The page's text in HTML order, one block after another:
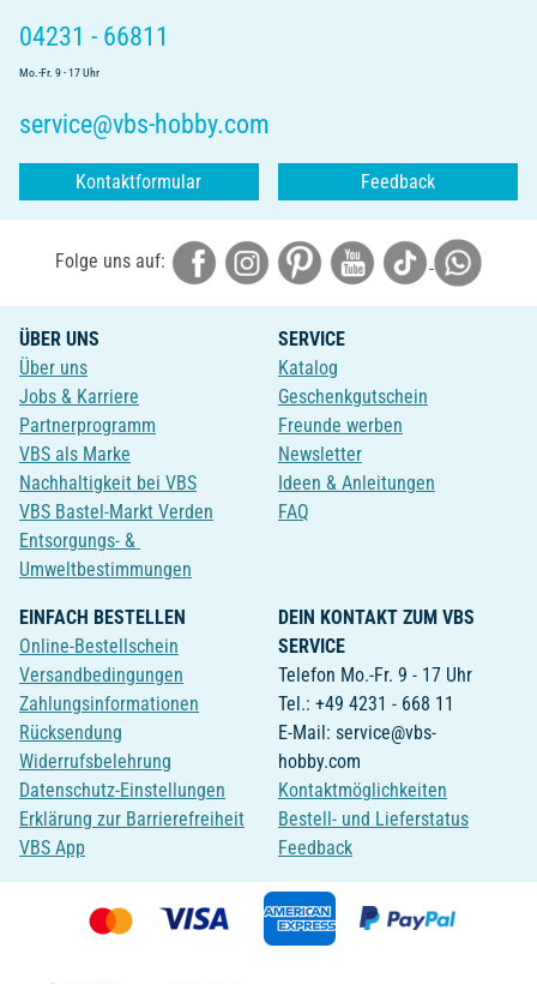
04231 - 66811
Mo.-Fr. 9 - 17 Uhr
service@vbs-hobby.com
Kontaktformular Feedback
Folge uns auf:
ÜBER UNS
Über uns
Jobs & Karriere
Partnerprogramm
VBS als Marke
Nachhaltigkeit bei VBS
VBS Bastel-Markt Verden
Entsorgungs- &
Umweltbestimmungen
SERVICE
Katalog
Geschenkgutschein
Freunde werben
Newsletter
Ideen & Anleitungen
FAQ
EINFACH BESTELLEN
Online-Bestellschein
Versandbedingungen
Zahlungsinformationen
Rücksendung
Widerrufsbelehrung
Datenschutz-Einstellungen
Erklärung zur Barrierefreiheit
VBS App
DEIN KONTAKT ZUM VBS
SERVICE
Telefon Mo.-Fr. 9 - 17 Uhr
Tel.: +49 4231 - 668 11
E-Mail: service@vbs-
hobby.com
Kontaktmöglichkeiten
Bestell- und Lieferstatus
Feedback